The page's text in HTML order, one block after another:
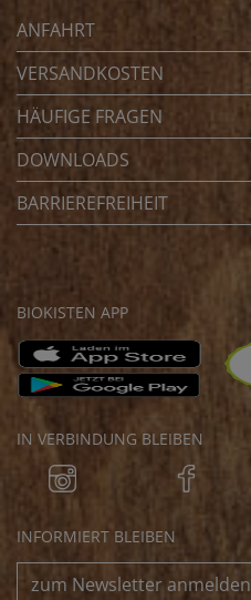
ANFAHRT
VERSANDKOSTEN
HÄUFIGE FRAGEN
DOWNLOADS
BARRIEREFREIHEIT
BIOKISTEN APP
IN VERBINDUNG BLEIBEN
INFORMIERT BLEIBEN
zum Newsletter anmelden